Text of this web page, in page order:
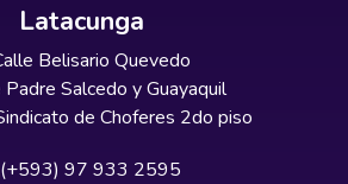
Latacunga
Belisario Quevedo
Padre Salcedo y Guayaquil
de Choferes 2do piso
(+593) 97 933 2595